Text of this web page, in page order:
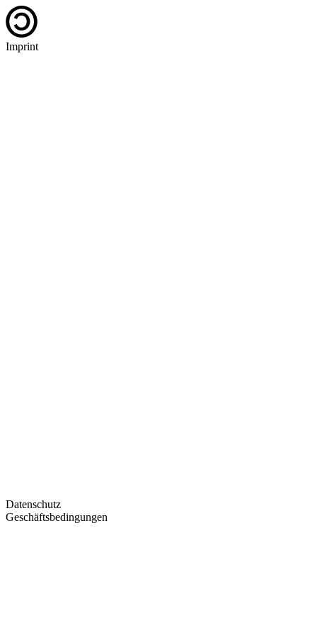
Imprint
Datenschutz
Geschäftsbedingungen